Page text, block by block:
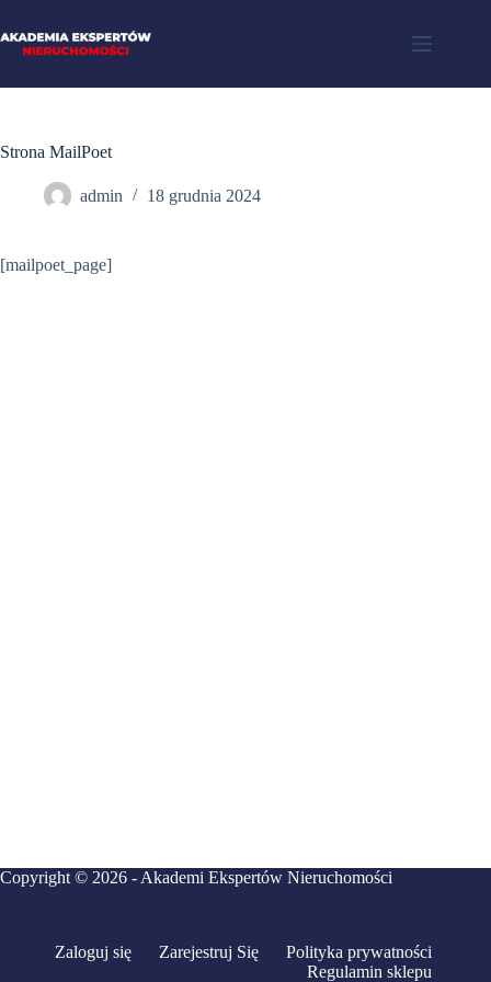
Strona MailPoet
admin 18 grudnia 2024
[mailpoet_page]
Copyright © 2026 - Akademi Ekspertów Nieruchomości
Zaloguj się Zarejestruj Się
Polityka prywatności
Regulamin sklepu